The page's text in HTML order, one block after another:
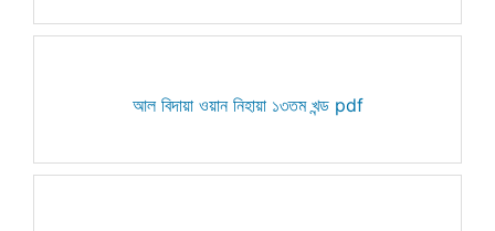
আল বিদায়া ওয়ান নিহায়া ১৩তম খন্ড pdf